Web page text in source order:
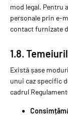
mod legal. Pentru
personale prin e-
contact furnizate
1.8.
Există șase
unui caz specific
cadrul